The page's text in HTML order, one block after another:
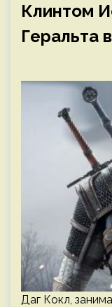
Клинтом
Геральта
Даг Кокл,